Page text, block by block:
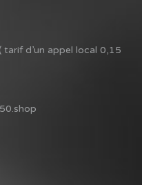
d’un appel local 0,15